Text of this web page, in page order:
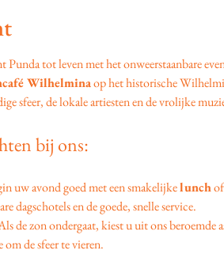
Punda tot leven met het onweerstaanbare
Wilhelmina op het historische
sfeer, de lokale artiesten en de vrolijke
bij ons:
uw avond goed met een smakelijke lunch of
dagschotels en de goede, snelle service.
de zon ondergaat, kiest u uit ons beroemde
de sfeer te vieren.